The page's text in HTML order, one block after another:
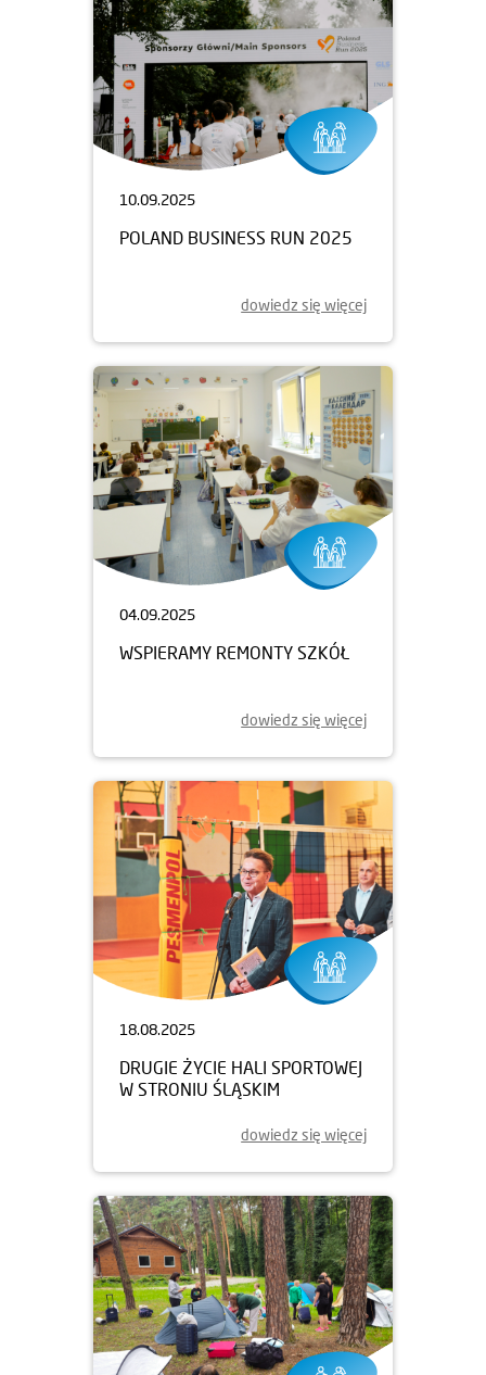
10.09.2025
POLAND BUSINESS RUN 2025
dowiedz się więcej
04.09.2025
WSPIERAMY REMONTY SZKÓŁ
dowiedz się więcej
18.08.2025
DRUGIE ŻYCIE HALI SPORTOWEJ
W STRONIU ŚLĄSKIM
dowiedz się więcej